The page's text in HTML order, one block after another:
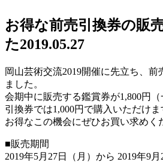
お得な前売引換券の販
た2019.05.27
岡山芸術交流2019開催に先立ち、前
ました。
会期中に販売する鑑賞券が1,800円
引換券では1,000円で購入いただけま
お得なこの機会にぜひお買い求めく
■販売期間
2019年5月27日（月）から 2019年9